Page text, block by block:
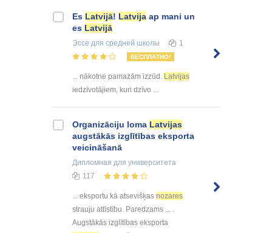
Es Latvijā! Latvija ap mani un
es Latvijā
Эссе для средней школы 1
БЕСПЛАТНО!
... nākotne pamazām izzūd. Latvijas
iedzīvotājiem, kuri dzīvo ...
Organizāciju loma Latvijas
augstākās izglītības eksporta
veicināšanā
Дипломная для университета
117
... eksportu kā atsevišķas nozares
strauju attīstību. Paredzams ... .
Augstākās izglītības eksporta